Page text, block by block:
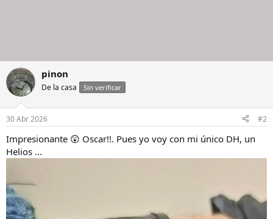
pinon
De la casa Sin verificar
30 Abr 2026 #2
Impresionante 😲 Oscar!!. Pues yo voy con mi único DH, un
Helios ...